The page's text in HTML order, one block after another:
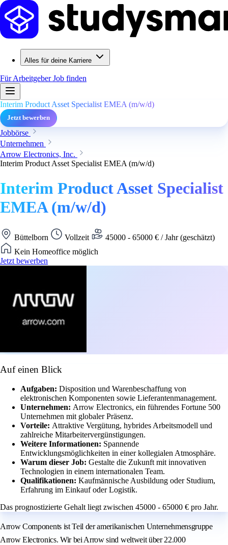
Alles für deine Karriere
Für ArbeitgeberJob finden
Interim Product Asset Specialist EMEA (m/w/d)
Jetzt bewerben
Jobbörse
Unternehmen
Arrow Electronics, Inc.
Interim Product Asset Specialist EMEA (m/w/d)
Interim Product Asset Specialist
EMEA (m/w/d)
Büttelborn Vollzeit
45000 - 65000 € / Jahr (geschätzt)
Kein Homeoffice möglich
Jetzt bewerben
Auf einen Blick
Aufgaben: Disposition und Warenbeschaffung von
elektronischen Komponenten sowie Lieferantenmanagement.
Unternehmen: Arrow Electronics, ein führendes Fortune 500
Unternehmen mit globaler Präsenz.
Vorteile: Attraktive Vergütung, hybrides Arbeitsmodell und
zahlreiche Mitarbeitervergünstigungen.
Weitere Informationen: Spannende
Entwicklungsmöglichkeiten in einer kollegialen Atmosphäre.
Warum dieser Job: Gestalte die Zukunft mit innovativen
Technologien in einem internationalen Team.
Qualifikationen: Kaufmännische Ausbildung oder Studium,
Erfahrung im Einkauf oder Logistik.
Das prognostizierte Gehalt liegt zwischen 45000 - 65000 € pro Jahr.
Arrow Components ist Teil der amerikanischen Unternehmensgruppe
Arrow Electronics. Wir bei Arrow sind weltweit über 22.000